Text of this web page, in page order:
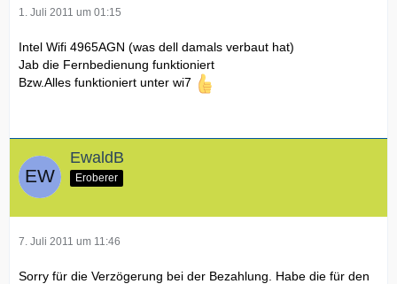
1. Juli 2011 um 01:15
Intel Wifi 4965AGN (was dell damals verbaut hat)
Jab die Fernbedienung funktioniert
Bzw.Alles funktioniert unter wi7
EwaldB
Eroberer
7. Juli 2011 um 11:46
Sorry für die Verzögerung bei der Bezahlung. Habe die für den